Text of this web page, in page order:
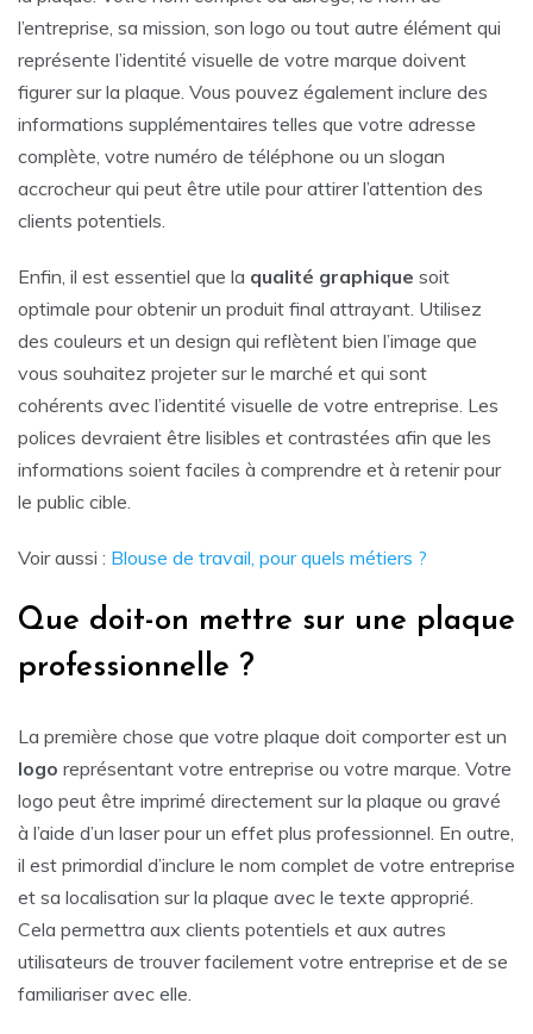
l’entreprise, sa mission, son logo ou tout autre élément qui
représente l’identité visuelle de votre marque doivent
figurer sur la plaque. Vous pouvez également inclure des
informations supplémentaires telles que votre adresse
complète, votre numéro de téléphone ou un slogan
accrocheur qui peut être utile pour attirer l’attention des
clients potentiels.
Enfin, il est essentiel que la qualité graphique soit
optimale pour obtenir un produit final attrayant. Utilisez
des couleurs et un design qui reflètent bien l’image que
vous souhaitez projeter sur le marché et qui sont
cohérents avec l’identité visuelle de votre entreprise. Les
polices devraient être lisibles et contrastées afin que les
informations soient faciles à comprendre et à retenir pour
le public cible.
Voir aussi : Blouse de travail, pour quels métiers ?
Que doit-on mettre sur une plaque
professionnelle ?
La première chose que votre plaque doit comporter est un
logo représentant votre entreprise ou votre marque. Votre
logo peut être imprimé directement sur la plaque ou gravé
à l’aide d’un laser pour un effet plus professionnel. En outre,
il est primordial d’inclure le nom complet de votre entreprise
et sa localisation sur la plaque avec le texte approprié.
Cela permettra aux clients potentiels et aux autres
utilisateurs de trouver facilement votre entreprise et de se
familiariser avec elle.